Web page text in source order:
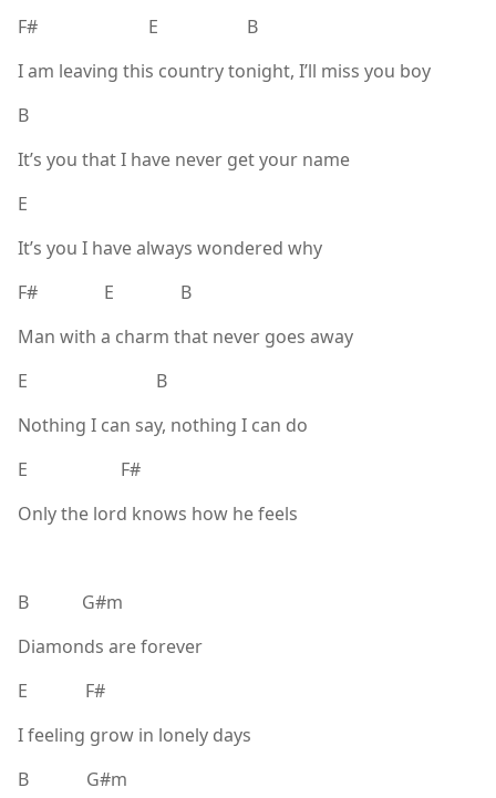
F# E B
I am leaving this country tonight, I’ll miss you boy
B
It’s you that I have never get your name
E
It’s you I have always wondered why
F# E B
Man with a charm that never goes away
E B
Nothing I can say, nothing I can do
E F#
Only the lord knows how he feels
B G#m
Diamonds are forever
E F#
I feeling grow in lonely days
B G#m